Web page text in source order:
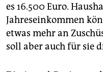
es 16.500 Euro.
Jahreseinkommen
etwas mehr an
soll aber auch für sie